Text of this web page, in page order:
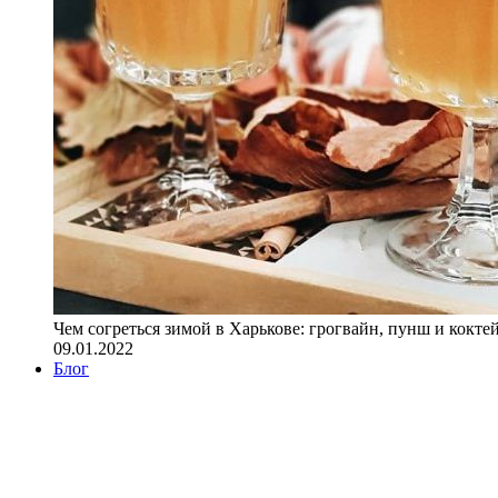
Чем согреться зимой в Харькове: грогвайн, пунш и
09.01.2022
Блог